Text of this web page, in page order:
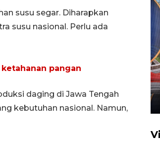
susu segar. Diharapkan
susu nasional. Perlu ada
pangan
daging di Jawa Tengah
kebutuhan nasional. Namun,
V DPR tinjau
sebidang di
Bogor
2026 18:49